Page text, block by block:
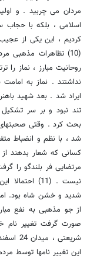
مردان می چربید . و
اسلامی ، بلکه با حجاب
کردیم ، این یکی از
(10) تظاهرات مذهبی
روحانیت مبارز ، نماز را
نداشتند . نماز به
ایراد شد . بعد شهید
تند نبود و بر سر
بحث کرد . وقتی صحبتهای
شد ، با نظم و انضباط
کسانی که شعار بدهند
مرتضایی فر بلندگو را
نیست . (11)
شدید و خشن شاه بود.
از جو مذهبی به نفع
صورت گرفت تغییر نام
این تغییر نامها توسط